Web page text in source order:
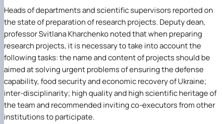
Heads of departments and scientific supervisors reported on
the state of preparation of research projects. Deputy dean,
professorSvitlana Kharchenkonoted that when preparing
research projects, it is necessary to take into account the
following tasks: the name and content of projects should be
aimed at solving urgent problems of ensuring the defense
capability, food security and economic recovery of Ukraine;
inter-disciplinarity; high quality and high scientific heritage of
the team and recommended inviting co-executors from other
institutions to participate.